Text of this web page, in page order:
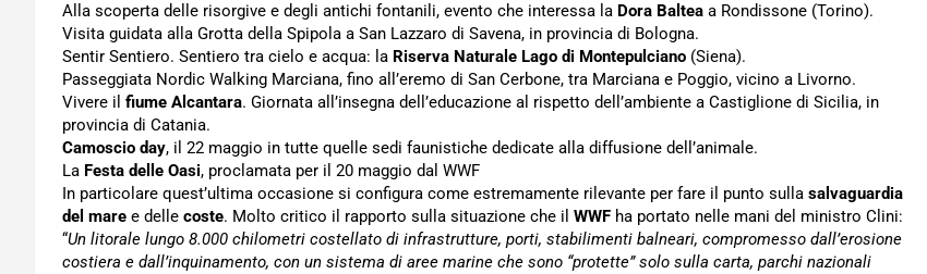
Alla scoperta delle risorgive e degli antichi fontanili, evento che interessa la Dora Baltea a Rondissone (Torino).
Visita guidata alla Grotta della Spipola a San Lazzaro di Savena, in provincia di Bologna.
Sentir Sentiero. Sentiero tra cielo e acqua: la Riserva Naturale Lago di Montepulciano (Siena).
Passeggiata Nordic Walking Marciana, fino all’eremo di San Cerbone, tra Marciana e Poggio, vicino a Livorno.
Vivere il fiume Alcantara. Giornata all’insegna dell’educazione al rispetto dell’ambiente a Castiglione di Sicilia, in
provincia di Catania.
Camoscio day, il 22 maggio in tutte quelle sedi faunistiche dedicate alla diffusione dell’animale.
La Festa delle Oasi, proclamata per il 20 maggio dal WWF
In particolare quest’ultima occasione si configura come estremamente rilevante per fare il punto sulla salvaguardia
del mare e delle coste. Molto critico il rapporto sulla situazione che il WWF ha portato nelle mani del ministro Clini:
“Un litorale lungo 8.000 chilometri costellato di infrastrutture, porti, stabilimenti balneari, compromesso dall’erosione
costiera e dall’inquinamento, con un sistema di aree marine che sono “protette” solo sulla carta, parchi nazionali